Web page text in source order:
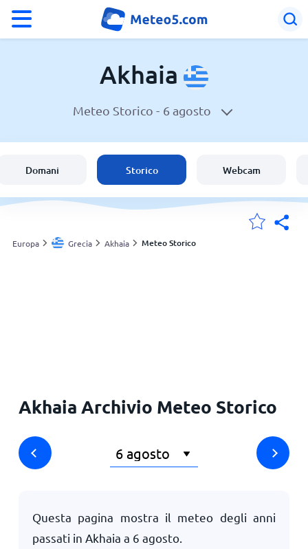
Meteo in Akhaia
Italia
Svizzera
Akhaia
Meteo Storico - 6 agosto
Domani Storico Webcam
Europa Grecia Akhaia Meteo Storico
Akhaia Archivio Meteo Storico
Questa pagina mostra il meteo degli anni
passati in Akhaia a 6 agosto.